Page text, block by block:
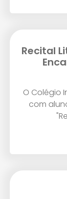
Recital
O Colégio
com